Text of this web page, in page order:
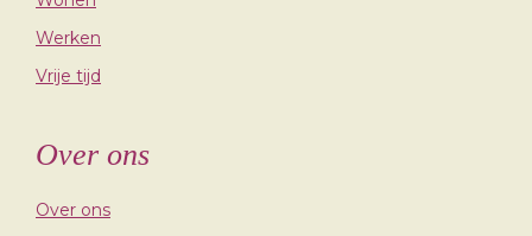
Werken
Vrije tijd
Over ons
Over ons